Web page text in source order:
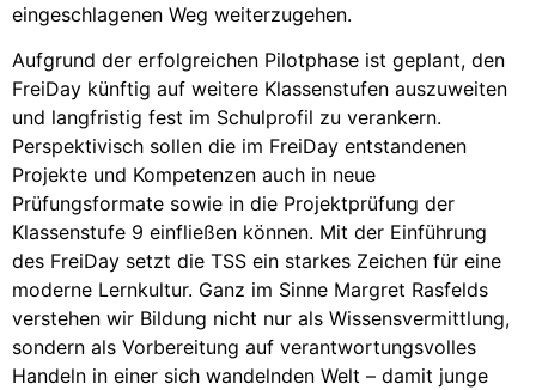
eingeschlagenen Weg weiterzugehen.
Aufgrund der erfolgreichen Pilotphase ist geplant, den
FreiDay künftig auf weitere Klassenstufen auszuweiten
und langfristig fest im Schulprofil zu verankern.
Perspektivisch sollen die im FreiDay entstandenen
Projekte und Kompetenzen auch in neue
Prüfungsformate sowie in die Projektprüfung der
Klassenstufe 9 einfließen können. Mit der Einführung
des FreiDay setzt die TSS ein starkes Zeichen für eine
moderne Lernkultur. Ganz im Sinne Margret Rasfelds
verstehen wir Bildung nicht nur als Wissensvermittlung,
sondern als Vorbereitung auf verantwortungsvolles
Handeln in einer sich wandelnden Welt – damit junge